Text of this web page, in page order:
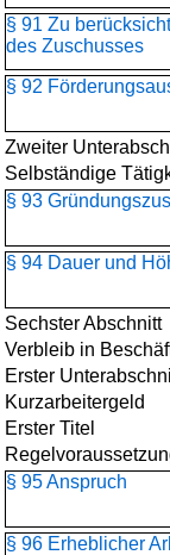
§ 91 Zu
des Zuschusses
§ 92
Zweiter
Selbständige
§ 93
§ 94 Dauer und
Sechster Abschnitt
Verbleib in
Erster
Kurzarbeitergeld
Erster Titel
§ 95 Anspruch
§ 96 Erheblicher